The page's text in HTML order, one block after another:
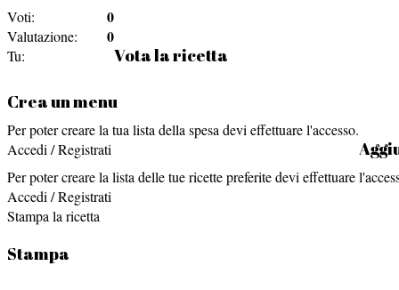
Voti: 0
Valutazione: 0
Tu: Vota la ricetta
Crea un menu
Per poter creare la tua lista della spesa devi effettuare l'accesso.
Accedi / Registrati
Per poter creare la lista delle tue ricette preferite devi effettuare
Accedi / Registrati
Stampa la ricetta
Stampa